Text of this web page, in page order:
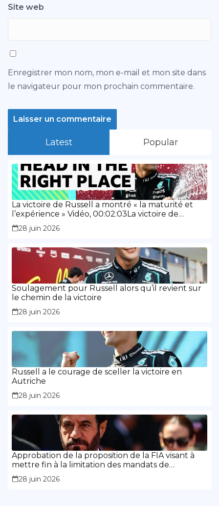
Site web
Enregistrer mon nom, mon e-mail et mon site dans
le navigateur pour mon prochain commentaire.
Latest Popular
La victoire de Russell a montré « la maturité et
l’expérience » Vidéo, 00:02:03La victoire de
Russell a montré « la maturité et l’expérience »
28 juin 2026
Soulagement pour Russell alors qu’il revient sur
le chemin de la victoire
28 juin 2026
Russell a le courage de sceller la victoire en
Autriche
28 juin 2026
Approbation de la proposition de la FIA visant à
mettre fin à la limitation des mandats de
présidence
28 juin 2026